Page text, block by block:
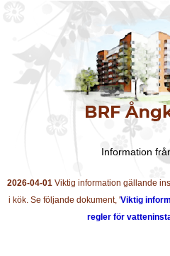
Information
2026-04-01 Viktig information gällande
i kök. Se följande dokument, 'Viktig
regler för